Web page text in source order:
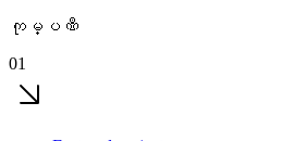
ကုမ္ပဏီ
01